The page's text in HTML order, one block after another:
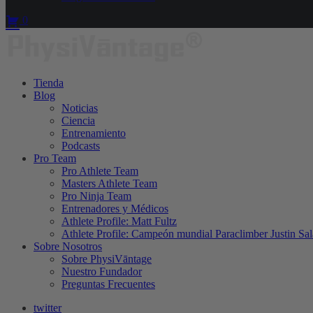
0
Tienda
Blog
Noticias
Ciencia
Entrenamiento
Podcasts
Pro Team
Pro Athlete Team
Masters Athlete Team
Pro Ninja Team
Entrenadores y Médicos
Athlete Profile: Matt Fultz
Athlete Profile: Campeón mundial Paraclimber Justin
Sobre Nosotros
Sobre PhysiVāntage
Nuestro Fundador
Preguntas Frecuentes
twitter